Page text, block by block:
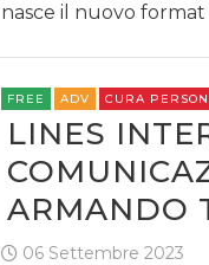
nasce il nuovo format
FREE ADV CURA
LINES
ARMANDO
06 Settembre 2023